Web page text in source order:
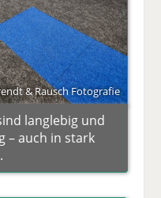
& Rausch Fotografie
langlebig und
– auch in stark